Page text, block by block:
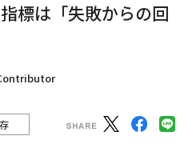
標は「失敗からの回